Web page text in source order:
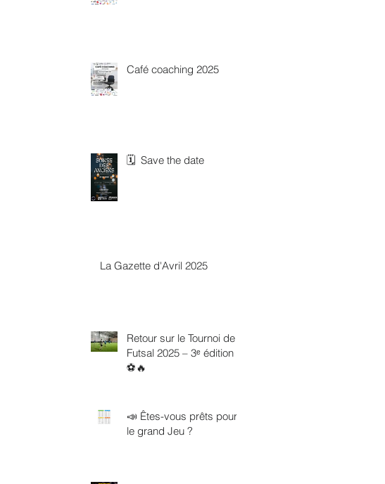
Café coaching 2025
🗓 Save the date
La Gazette d'Avril 2025
Retour sur le Tournoi de
Futsal 2025 – 3ᵉ édition !
⚽️🔥
📣 Êtes-vous prêts pour
le grand Jeu ?